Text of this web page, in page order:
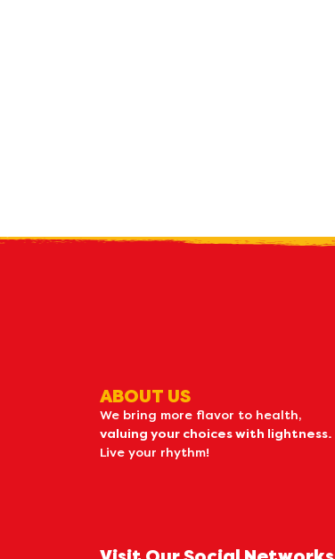
ABOUT US
We bring more flavor to health,
valuing your choices with lightness.
Live your rhythm!